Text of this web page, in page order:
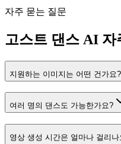
자주 묻는 질문
고스트 댄스 AI 자
지원하는 이미지는 어떤 건가요?
여러 명의 댄스도 가능한가요?
영상 생성 시간은 얼마나 걸리나